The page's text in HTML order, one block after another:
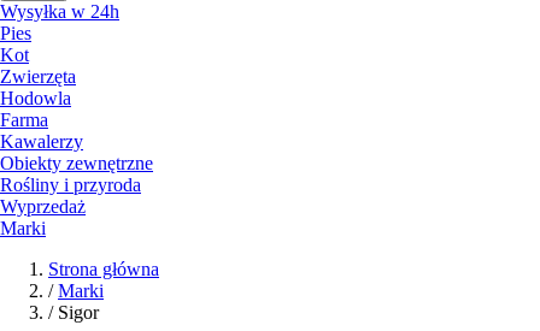
Wysyłka w 24h
Pies
Kot
Zwierzęta
Hodowla
Farma
Kawalerzy
Obiekty zewnętrzne
Rośliny i przyroda
Wyprzedaż
Marki
Strona główna
/ Marki
/ Sigor